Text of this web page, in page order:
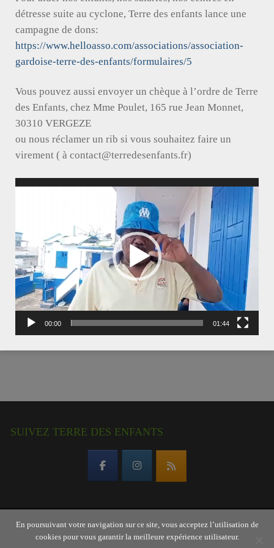
SUIVEZ TERRE DES ENFANTS
Copyright © 2026 Terre des enfants – association
détresse suite au cyclone, Terre des enfants lance une
campagne de dons:
https://www.helloasso.com/associations/association-
gardoise-terre-des-enfants/formulaires/5
Vous pouvez aussi envoyer un chèque à l’ordre de Terre
des Enfants, chez Mme Poulet, 165 rue Jean Monnet,
30310 VERGEZE
ou nous réclamer un rib si vous souhaitez faire un
virement ( à contact@terredesenfants.fr)
Lecteur
00:00 01:44
En poursuivant votre navigation sur ce site, vous acceptez l’utilisation de
cookies pour vous garantir la meilleure expérience utilisateur.